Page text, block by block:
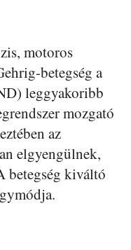
motoros
betegség a
leggyakoribb
mozgató
az
elgyengülnek,
betegség kiváltó